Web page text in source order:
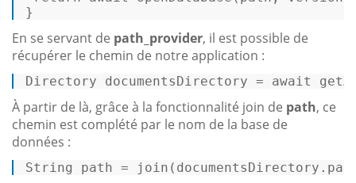
}
En se servant de path_provider, il est possible de
récupérer le chemin de notre application :
Directory documentsDirectory = await
À partir de là, grâce à la fonctionnalité join de path, ce
chemin est complété par le nom de la base de
données :
String path = join(documentsDirectory.